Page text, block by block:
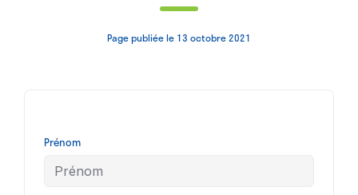
Page publiée le 13 octobre 2021
Prénom